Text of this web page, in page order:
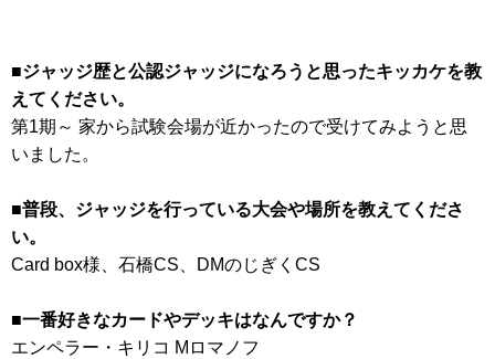
■ジャッジ歴と公認ジャッジになろうと思ったキッカケを教
えてください。
第1期～ 家から試験会場が近かったので受けてみようと思
いました。
■普段、ジャッジを行っている大会や場所を教えてくださ
い。
Card box様、石橋CS、DMのじぎくCS
■一番好きなカードやデッキはなんですか？
エンペラー・キリコ Mロマノフ